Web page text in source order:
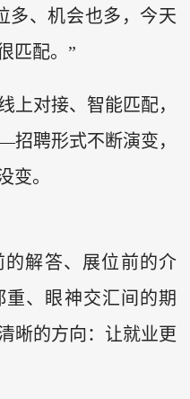
多、机会也多，今天
匹配。”
上对接、智能匹配，
聘形式不断演变，
变。
解答、展位前的介
、眼神交汇间的期
晰的方向：让就业更